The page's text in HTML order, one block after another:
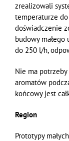
zrealizowali
temperaturze
doświadczenie
budowy
do 250 l/h,
Nie ma
aromatów
końcowy jest
Region
Prototypy